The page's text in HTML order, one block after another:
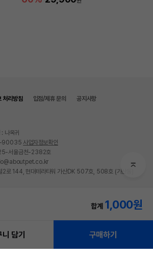
합계 1,000원
담기 구매하기
처리방침 입점/제휴 문의 공지사항
: 나옥귀
90035 사업자정보확인
서울금천-2382호
2로 144, 현대테라타워 가산DK 507호, 508호 (가산동)